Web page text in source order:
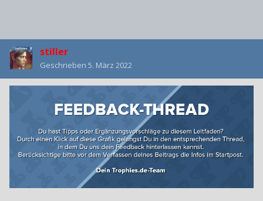
stiller
Geschrieben 5. März 2022